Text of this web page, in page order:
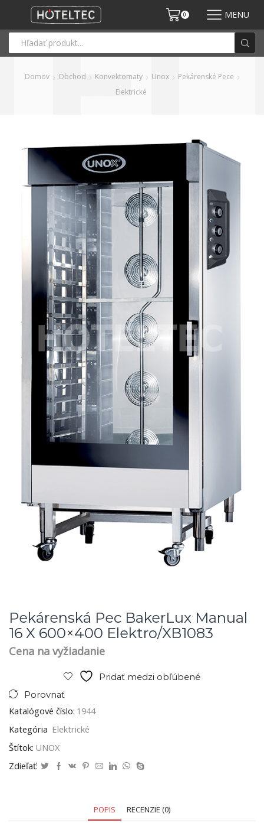
0 MENU
Domov Obchod Konvektomaty Unox
Pekárenské Pece
Elektrické
Pekárenská Pec BakerLux Manual
16 X 600×400 Elektro/XB1083
Cena na vyžiadanie
Pridať medzi obľúbené
Porovnať
Katalógové číslo: 1944
Kategória Elektrické
Štítok: UNOX
Zdieľať:
POPIS RECENZIE (0)